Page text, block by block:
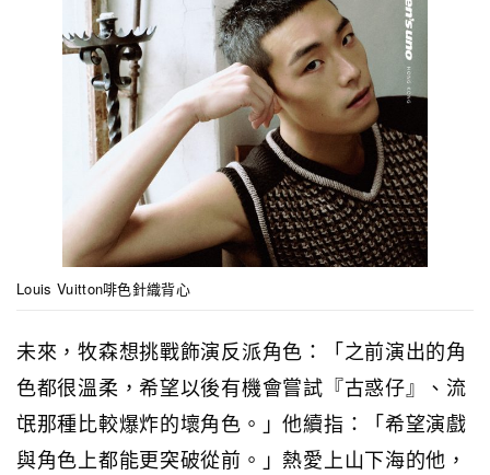
Louis Vuitton啡色針織背心
未來，牧森想挑戰飾演反派角色：「之前演出的角
色都很溫柔，希望以後有機會嘗試『古惑仔』、流
氓那種比較爆炸的壞角色。」他續指：「希望演戲
與角色上都能更突破從前。」熱愛上山下海的他，